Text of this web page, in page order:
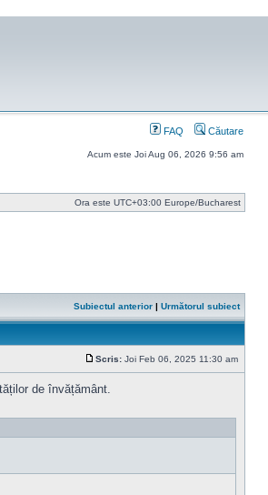
FAQ Căutare
Acum este Joi Aug 06, 2026 9:56 am
Ora este UTC+03:00 Europe/Bucharest
Subiectul anterior | Următorul subiect
Scris: Joi Feb 06, 2025 11:30 am
de învățământ.